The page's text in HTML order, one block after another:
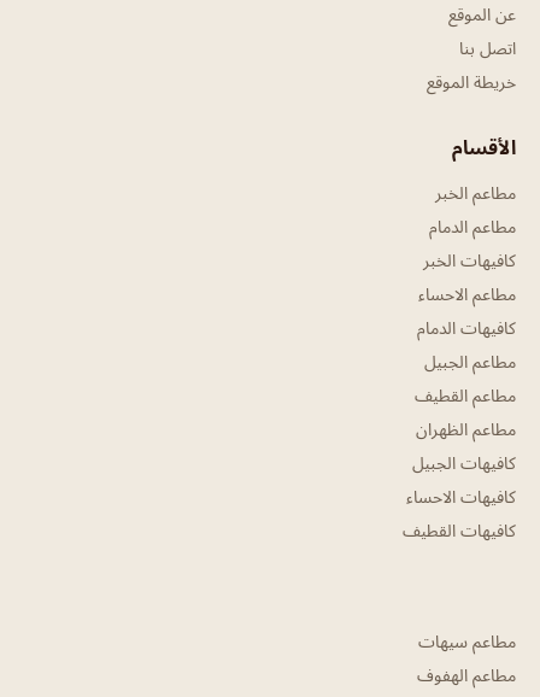
عن الموقع
اتصل بنا
خريطة الموقع
الأقسام
مطاعم الخبر
مطاعم الدمام
كافيهات الخبر
مطاعم الاحساء
كافيهات الدمام
مطاعم الجبيل
مطاعم القطيف
مطاعم الظهران
كافيهات الجبيل
كافيهات الاحساء
كافيهات القطيف
مطاعم سيهات
مطاعم الهفوف